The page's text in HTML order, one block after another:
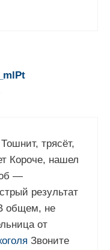
трясёт,
Короче, нашел
—
результат
общем, не
от
Звоните